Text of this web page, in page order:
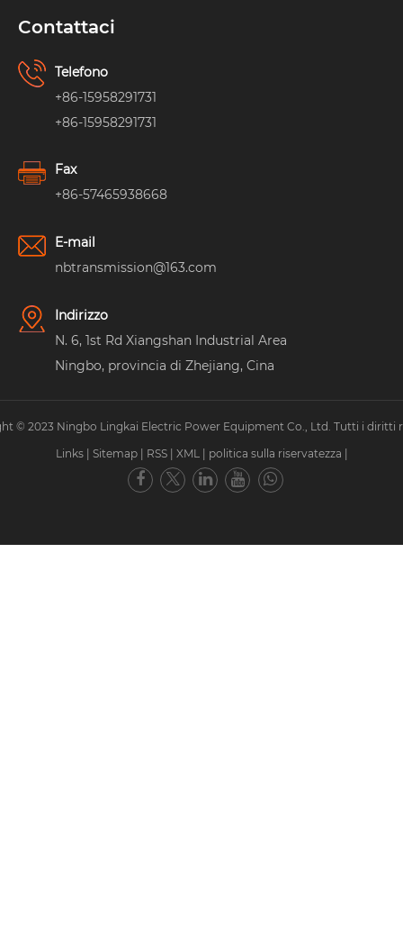
Contattaci
Telefono
+86-15958291731
+86-15958291731
Fax
+86-57465938668
E-mail
nbtransmission@163.com
Indirizzo
N. 6, 1st Rd Xiangshan Industrial Area
Ningbo, provincia di Zhejiang, Cina
© 2023 Ningbo Lingkai Electric Power Equipment Co., Ltd. Tutti i diritti
Links
Sitemap RSS XML politica sulla riservatezza